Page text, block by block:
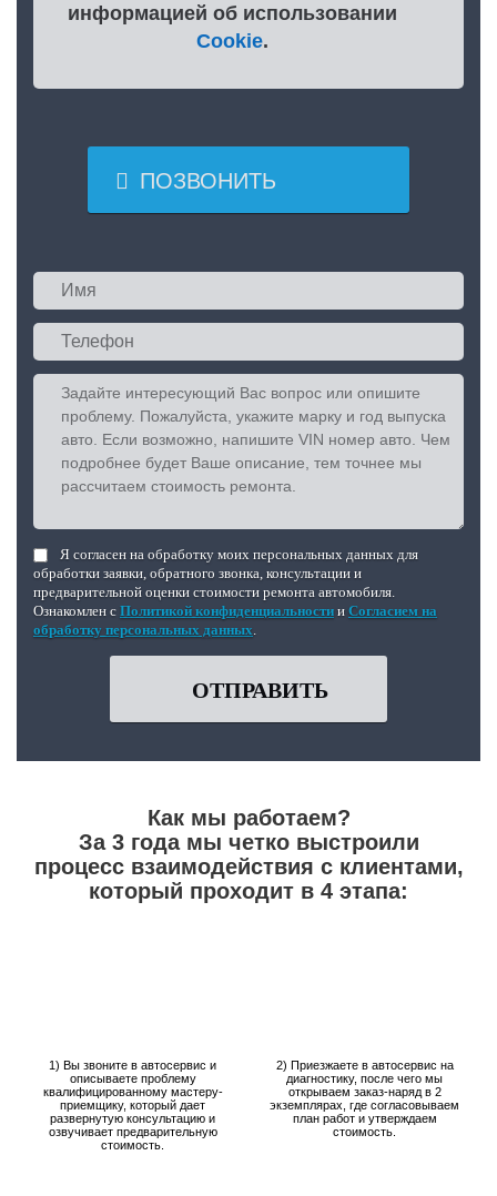
информацией об использовании
Cookie.
 ПОЗВОНИТЬ
Я согласен на обработку моих персональных данных для
обработки заявки, обратного звонка, консультации и
предварительной оценки стоимости ремонта автомобиля.
Ознакомлен с Политикой конфиденциальности и Согласием на
обработку персональных данных
ОТПРАВИТЬ
Как мы работаем?
За 3 года мы четко выстроили
процесс взаимодействия с клиентами,
который проходит в 4 этапа:
1) Вы звоните в автосервис и
описываете проблему
квалифицированному мастеру-
приемщику, который дает
развернутую консультацию и
озвучивает предварительную
стоимость.
2) Приезжаете в автосервис на
диагностику, после чего мы
открываем заказ-наряд в 2
экземплярах, где согласовываем
план работ и утверждаем
стоимость.